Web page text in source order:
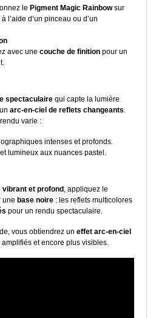
le Pigment Magic Rainbowsur
l’aide d’un pinceau ou d’un
avec une couche de finition pour un
spectaculaire qui capte la lumière
arc-en-ciel de reflets changeants.
varie :
intenses et profonds.
lumineux aux nuances pastel.
vibrant et profond, appliquez le
une base noire : les reflets multicolores
pour un rendu spectaculaire.
vous obtiendrez un effet arc-en-ciel
amplifiés et encore plus visibles.